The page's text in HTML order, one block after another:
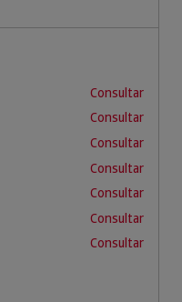
Consultar
Consultar
Consultar
Consultar
Consultar
Consultar
Consultar